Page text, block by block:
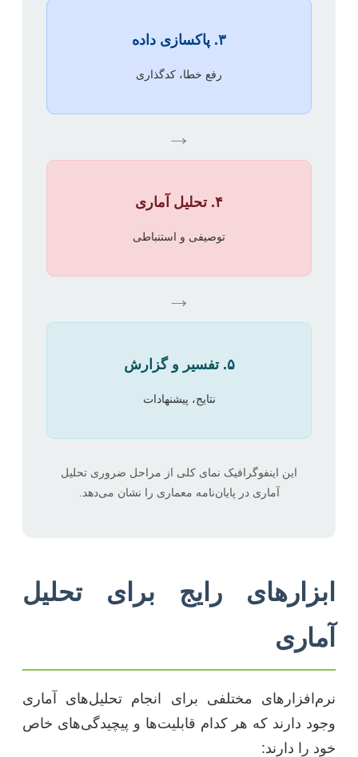
۳. پاکسازی داده
رفع خطا، کدگذاری
→
۴. تحلیل آماری
توصیفی و استنباطی
→
۵. تفسیر و گزارش
نتایج، پیشنهادات
این اینفوگرافیک نمای کلی از مراحل ضروری تحلیل
آماری در پایان‌نامه معماری را نشان می‌دهد.
ابزارهای رایج برای تحلیل
آماری
نرم‌افزارهای مختلفی برای انجام تحلیل‌های آماری
وجود دارند که هر کدام قابلیت‌ها و پیچیدگی‌های خاص
خود را دارند: